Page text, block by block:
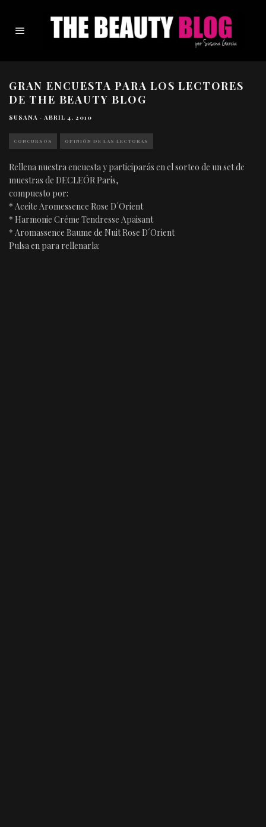
GRAN ENCUESTA PARA LOS LECTORES
DE THE BEAUTY BLOG
SUSANA · ABRIL 4, 2010
CONCURSOS OPINIÓN DE LAS LECTORAS
Rellena nuestra encuesta y participarás en el sorteo de un set de
muestras de DECLEÓR Paris,
compuesto por:
* Aceite Aromessence Rose D´Orient
* Harmonie Créme Tendresse Apaisant
* Aromassence Baume de Nuit Rose D´Orient
Pulsa en para rellenarla: